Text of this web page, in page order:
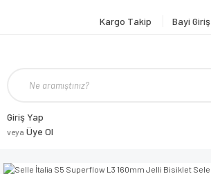
Kargo Takip Bayi Giriş
Giriş Yap
veya Üye Ol